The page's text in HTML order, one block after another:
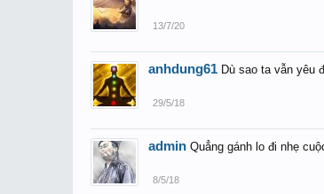
13/7/20
anhdung61 Dù sao ta vẫn yêu
29/5/18
admin Quẳng gánh lo đi nhẹ
8/5/18